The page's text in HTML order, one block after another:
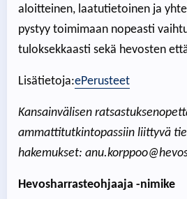
aloitteinen, laatutietoinen ja
pystyy toimimaan nopeasti
tuloksekkaasti sekä hevosten
Lisätietoja:ePerusteet
Kansainvälisen
ammattitutkintopassiin liittyvä
hakemukset:
Hevosharrasteohjaaja -nimike